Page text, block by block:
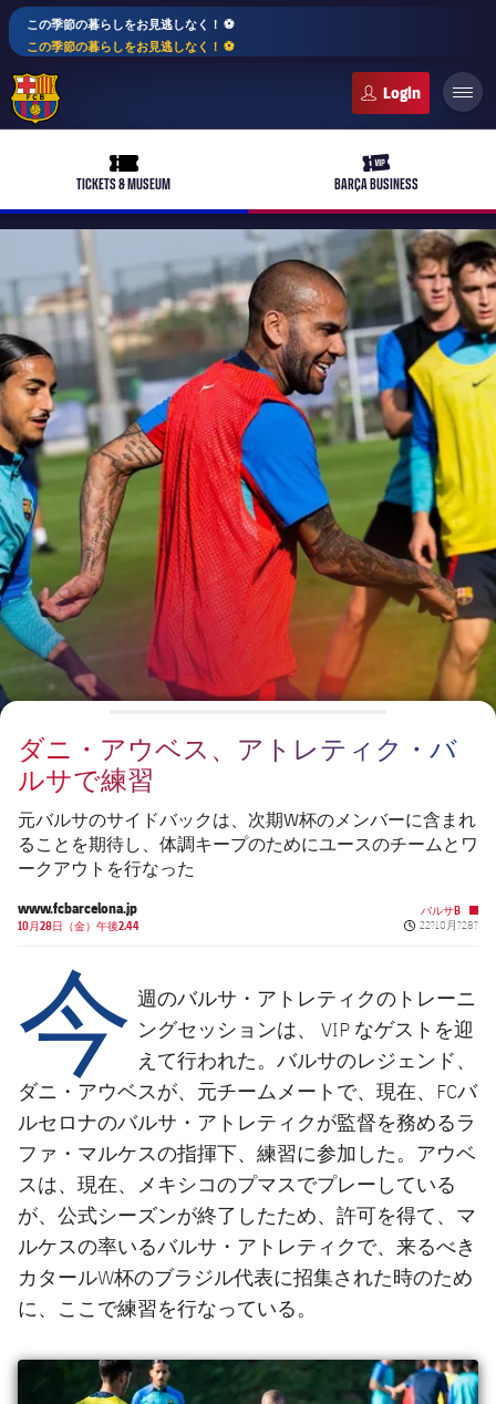
この季節の暮らしをお見逃しなく！ ⚽️
この季節の暮らしをお見逃しなく！ ⚽️
ticket-full
TICKETS & MUSEUM
ticket-vip
BARÇA BUSINESS
plusicon
label.aria.plus
バルサアカデミー
plusicon
label.aria.plus
10年毎
会長
レジェンド
監督
plusicon
label.aria.plus
プレスパス
Facilities
ダニ・アウベス、アトレティク・バ
ルサで練習
元バルサのサイドバックは、次期W杯のメンバーに含まれ
ることを期待し、体調キープのためにユースのチームとワ
ークアウトを行なった
www.fcbarcelona.jp
10月28日（金）午後2.44
バルサB
Published news
22?10月?28?
今 週のバルサ・アトレティクのトレーニ
ングセッションは、 VIP なゲストを迎
えて行われた。バルサのレジェンド、
ダニ・アウベスが、元チームメートで、現在、FCバ
ルセロナのバルサ・アトレティクが監督を務めるラ
ファ・マルケスの指揮下、練習に参加した。アウベ
スは、現在、メキシコのプマスでプレーしている
が、公式シーズンが終了したため、許可を得て、マ
ルケスの率いるバルサ・アトレティクで、来るべき
カタールW杯のブラジル代表に招集された時のため
に、ここで練習を行なっている。